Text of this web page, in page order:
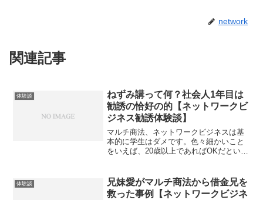
network
関連記事
体験談
ねずみ講って何？社会人1年目は
勧誘の恰好の的【ネットワークビ
ジネス勧誘体験談】
マルチ商法、ネットワークビジネスは基
本的に学生はダメです。色々細かいこと
をいえば、20歳以上であればOKだという
で夢を持って独立したい人などを見つけ
るとネットワーカーは...
体験談
兄妹愛がマルチ商法から借金兄を
救った事例【ネットワークビジネ